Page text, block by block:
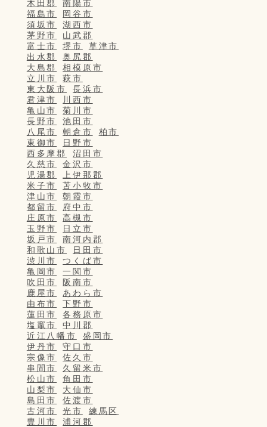
木田郡
南陽市
福島市
岡谷市
須坂市
湖西市
茅野市
山武郡
富士市
堺市
草津市
出水郡
奥尻郡
大島郡
相模原市
立川市
萩市
東大阪市
長浜市
君津市
川西市
亀山市
菊川市
長野市
池田市
八尾市
朝倉市
柏市
東御市
日野市
西多摩郡
沼田市
久慈市
金沢市
児湯郡
上伊那郡
米子市
苫小牧市
津山市
朝霞市
都留市
府中市
庄原市
高槻市
玉野市
日立市
坂戸市
南河内郡
和歌山市
日田市
渋川市
つくば市
亀岡市
一関市
吹田市
阪南市
鹿屋市
あわら市
由布市
下野市
蓮田市
各務原市
塩竈市
中川郡
近江八幡市
盛岡市
伊丹市
守口市
宗像市
佐久市
串間市
久留米市
松山市
角田市
山梨市
大仙市
島田市
佐渡市
古河市
光市
練馬区
豊川市
浦河郡